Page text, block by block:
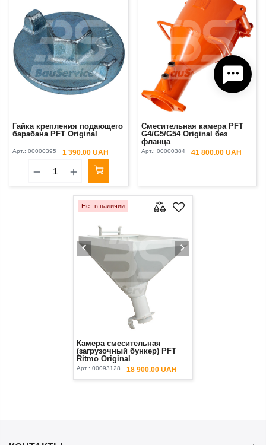
Гайка крепления подающего
барабана PFT Original
Арт.: 00000395 1 390.00 UAH
Смесительная камера PFT
G4/G5/G54 Original без
фланца
Арт.: 00000384 41 800.00 UAH
Нет в наличии
Камера смесительная
(загрузочный бункер) PFT
Ritmo Original
Арт.:00093128 18 900.00 UAH